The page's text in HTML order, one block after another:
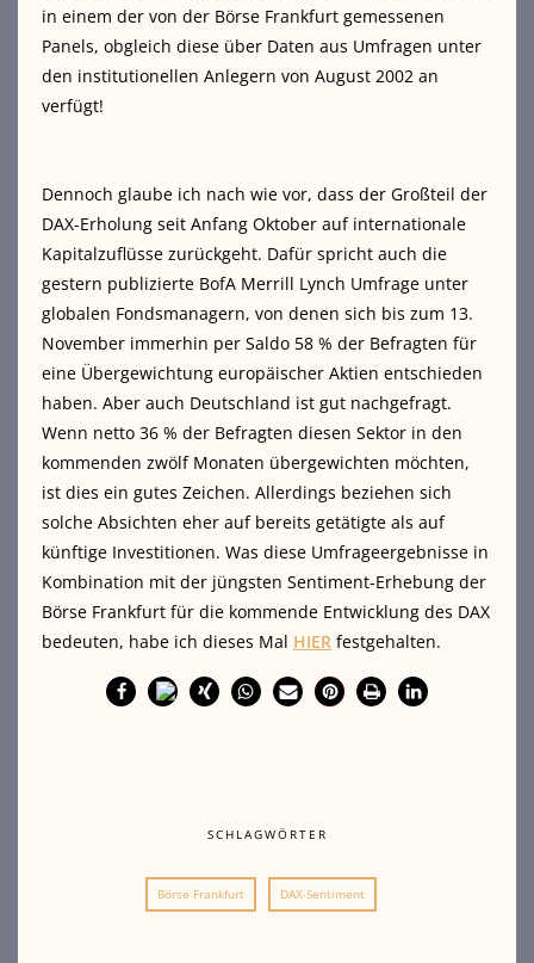
in einem der von der Börse Frankfurt gemessenen
Panels, obgleich diese über Daten aus Umfragen unter
den institutionellen Anlegern von August 2002 an
verfügt!
Dennoch glaube ich nach wie vor, dass der Großteil der
DAX-Erholung seit Anfang Oktober auf internationale
Kapitalzuflüsse zurückgeht. Dafür spricht auch die
gestern publizierte BofA Merrill Lynch Umfrage unter
globalen Fondsmanagern, von denen sich bis zum 13.
November immerhin per Saldo 58 % der Befragten für
eine Übergewichtung europäischer Aktien entschieden
haben. Aber auch Deutschland ist gut nachgefragt.
Wenn netto 36 % der Befragten diesen Sektor in den
kommenden zwölf Monaten übergewichten möchten,
ist dies ein gutes Zeichen. Allerdings beziehen sich
solche Absichten eher auf bereits getätigte als auf
künftige Investitionen. Was diese Umfrageergebnisse in
Kombination mit der jüngsten Sentiment-Erhebung der
Börse Frankfurt für die kommende Entwicklung des DAX
bedeuten, habe ich dieses Mal HIER festgehalten.
SCHLAGWÖRTER
Börse Frankfurt DAX-Sentiment